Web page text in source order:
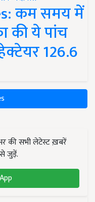
कम समय में
की ये पांच
126.6
की सभी लेटेस्ट ख़बरें
जुड़ें.